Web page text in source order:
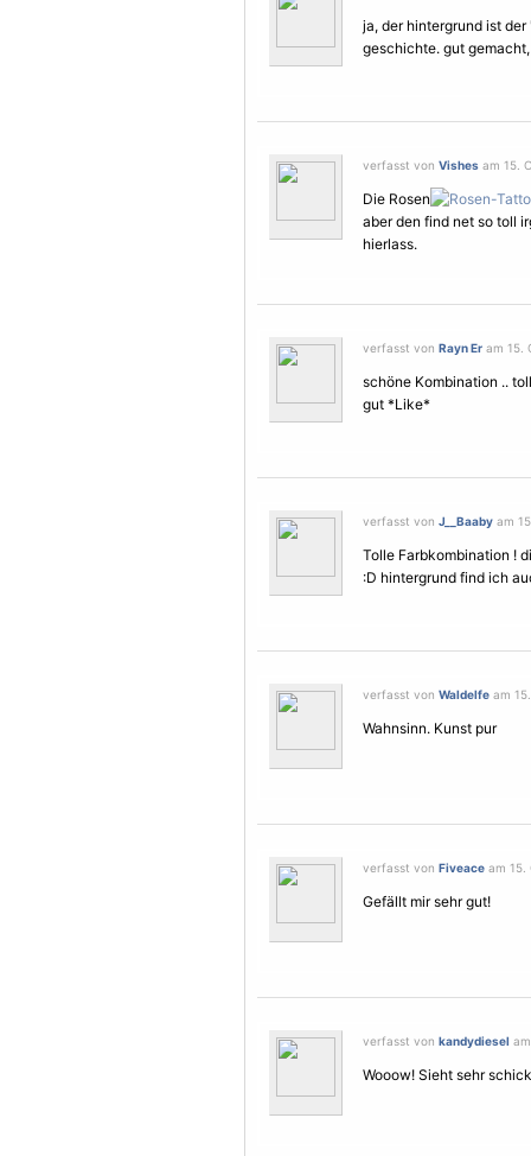
ja, der hintergrund ist
geschichte. gut
verfasst von Vishes am 15.
Die Rosen
aber den find net so toll
hierlass.
verfasst von Rayn Er am 15.
schöne Kombination ..
gut *Like*
verfasst von J__Baaby am
Tolle Farbkombination !
:D hintergrund find ich
verfasst von Waldelfe am
Wahnsinn. Kunst pur
verfasst von Fiveace am 15.
Gefällt mir sehr gut!
verfasst von kandydiesel
Wooow! Sieht sehr